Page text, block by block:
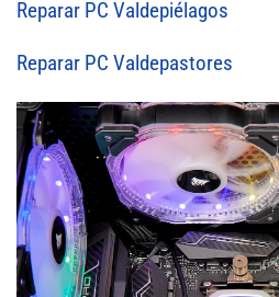
Reparar PC Valdepiélagos
Reparar PC Valdepastores